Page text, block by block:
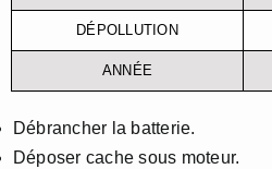
DÉPOLLUTION
ANNÉE
Débrancher la batterie.
Déposer cache sous moteur.